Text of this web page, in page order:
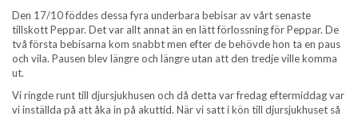
Den 17/10 föddes dessa fyra underbara bebisar av vårt senaste
tillskott Peppar. Det var allt annat än en lätt förlossning för Peppar. De
två första bebisarna kom snabbt men efter de behövde hon ta en paus
och vila. Pausen blev längre och längre utan att den tredje ville komma
ut.
Vi ringde runt till djursjukhusen och då detta var fredag eftermiddag var
vi inställda på att åka in på akuttid. När vi satt i kön till djursjukhuset så